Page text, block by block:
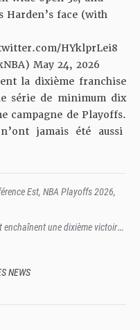
enchaînent une dixième victoire
Harden’s face (with
HYklprLei8
May 24, 2026
la dixième franchise
série de minimum dix
campagne de Playoffs.
jamais été aussi
Est, NBA Playoffs 2026,
NEWS